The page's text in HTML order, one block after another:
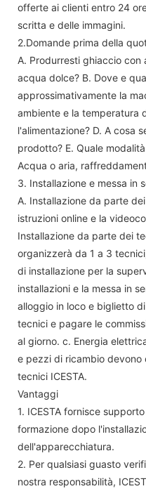
offerte ai clienti entro 24
scritta e delle immagini.
2.Domande prima della
A. Produrresti ghiaccio
acqua dolce? B. Dove e
approssimativamente la
ambiente e la temperatura
l'alimentazione? D. A cosa
prodotto? E. Quale
Acqua o aria,
3. Installazione e messa in
A. Installazione da parte
istruzioni online e la
Installazione da parte dei
organizzerà da 1 a 3
di installazione per la
installazioni e la messa in
alloggio in loco e biglietto
tecnici e pagare le
al giorno. c. Energia
e pezzi di ricambio devono
tecnici ICESTA.
Vantaggi
1. ICESTA fornisce
formazione dopo
dell'apparecchiatura.
2. Per qualsiasi guasto
nostra responsabilità,